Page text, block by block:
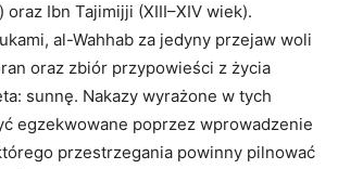
oraz Ibn Tajimijji (XIII–XIV wiek).
al-Wahhab za jedyny przejaw woli
oraz zbiór przypowieści z życia
sunnę. Nakazy wyrażone w tych
egzekwowane poprzez wprowadzenie
przestrzegania powinny pilnować